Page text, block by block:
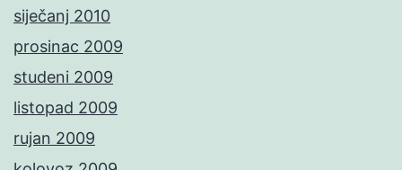
siječanj 2010
prosinac 2009
studeni 2009
listopad 2009
rujan 2009